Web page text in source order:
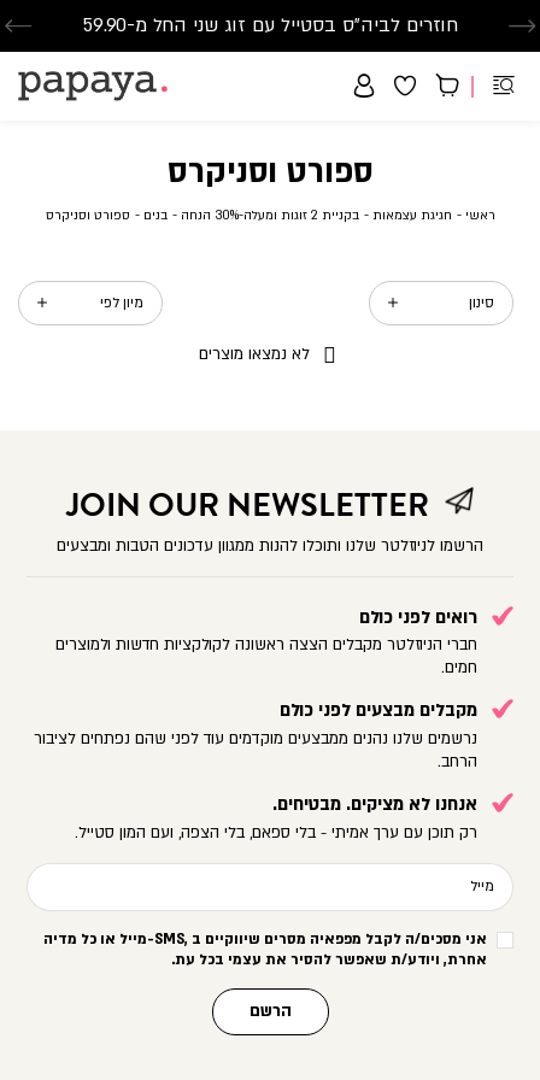
משלוח חינם בקנייה מעל 299₪ | זמני אספקה עד 5 ימי עסקים
חוזרים לביה"ס בסטייל עם זוג שני החל מ-59.90
סנדלים-הזדמנות אחרונה-החל מ-79.90
ספורט וסניקרס
ראשי ראשי
חגיגת עצמאותחגיגת
בקניית 2 זוגות ומעלה-30% הנחה
בקניית
הנחה
בנים בניםספורט וסניקרסספורט
סינון
לא נמצאו מוצרים
JOIN OUR NEWSLETTER
הרשמו לניוזלטר שלנו ותוכלו להנות ממגוון עדכונים הטבות ומבצעים
רואים לפני כולם
חברי הניוזלטר מקבלים הצצה ראשונה לקולקציות חדשות ולמוצרים
חמים.
מקבלים מבצעים לפני כולם
נרשמים שלנו נהנים ממבצעים מוקדמים עוד לפני שהם נפתחים לציבור
הרחב.
אנחנו לא מציקים. מבטיחים.
רק תוכן עם ערך אמיתי - בלי ספאם, בלי הצפה, ועם המון סטייל.
מייל
אני מסכים/ה לקבל מפפאיה מסרים שיווקיים ב -SMS,מייל או כל מדיה
אחרת, ויודע/ת שאפשר להסיר את עצמי בכל עת.
הרשם